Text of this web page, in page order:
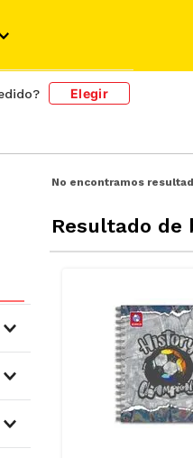
Elegir
No encontramos
Resultado de